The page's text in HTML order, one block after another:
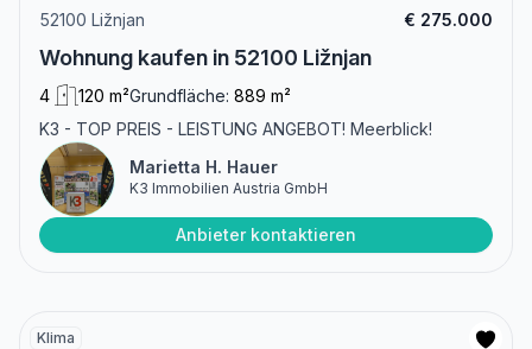
52100 Ližnjan € 275.000
Wohnung kaufen in 52100 Ližnjan
4 120 m²Grundfläche: 889 m²
K3 - TOP PREIS - LEISTUNG ANGEBOT! Meerblick!
Marietta H. Hauer
K3 Immobilien Austria GmbH
Anbieter kontaktieren
Klima